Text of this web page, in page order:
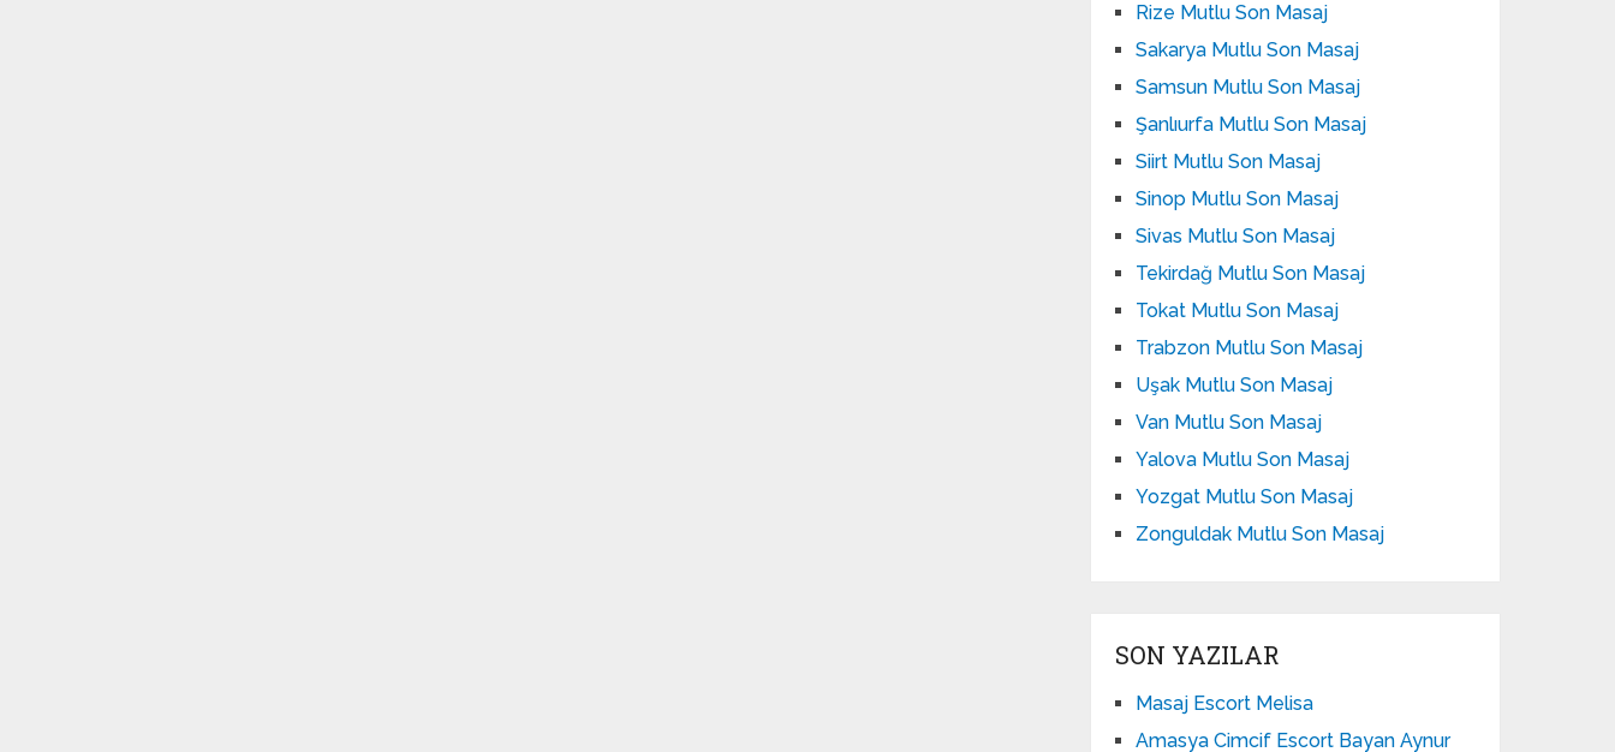
Rize Mutlu Son Masaj
Sakarya Mutlu Son Masaj
Samsun Mutlu Son Masaj
Şanlıurfa Mutlu Son Masaj
Siirt Mutlu Son Masaj
Sinop Mutlu Son Masaj
Sivas Mutlu Son Masaj
Tekirdağ Mutlu Son Masaj
Tokat Mutlu Son Masaj
Trabzon Mutlu Son Masaj
Uşak Mutlu Son Masaj
Van Mutlu Son Masaj
Yalova Mutlu Son Masaj
Yozgat Mutlu Son Masaj
Zonguldak Mutlu Son Masaj
SON YAZILAR
Masaj Escort Melisa
Amasya Cimcif Escort Bayan Aynur